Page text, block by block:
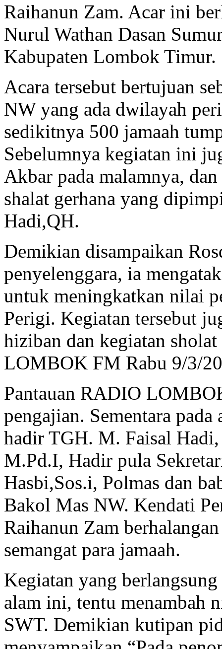
Raihanun Zam. Acar ini
Nurul Wathan Dasan
Kabupaten Lombok Timur.
Acara tersebut bertujuan
NW yang ada dwilayah
sedikitnya 500 jamaah
Sebelumnya kegiatan ini
Akbar pada malamnya,
shalat gerhana yang
Hadi,QH.
Demikian disampaikan
penyelenggara, ia
untuk meningkatkan nilai
Perigi. Kegiatan tersebut
hiziban dan kegiatan
LOMBOK FM Rabu 9/3/
Pantauan RADIO
pengajian. Sementara
hadir TGH. M. Faisal
M.Pd.I, Hadir pula
Hasbi,Sos.i, Polmas dan
Bakol Mas NW. Kendati
Raihanun Zam
semangat para jamaah.
Kegiatan yang berlangsung
alam ini, tentu menambah
SWT. Demikian kutipan